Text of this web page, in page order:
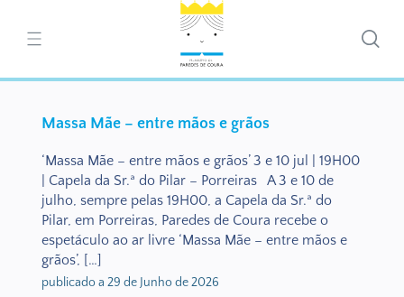
Massa Mãe – entre mãos e grãos
‘Massa Mãe – entre mãos e grãos’ 3 e 10 jul | 19H00
| Capela da Sr.ª do Pilar – Porreiras A 3 e 10 de
julho, sempre pelas 19H00, a Capela da Sr.ª do
Pilar, em Porreiras, Paredes de Coura recebe o
espetáculo ao ar livre ‘Massa Mãe – entre mãos e
grãos’, […]
publicado a 29 de Junho de 2026